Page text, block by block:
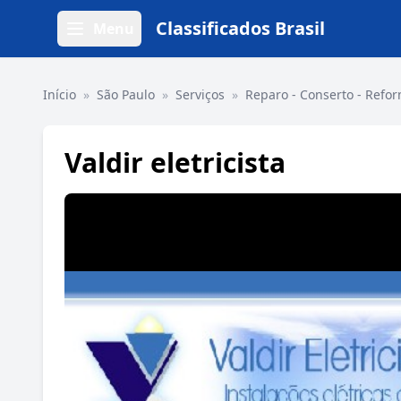
Classificados Brasil
Início » São Paulo » Serviços » Reparo - Conserto -
Valdir eletricista